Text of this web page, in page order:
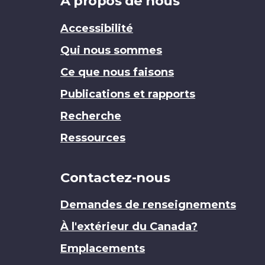
Accessibilité
Qui nous sommes
Ce que nous faisons
Publications et rapports
Recherche
Ressources
Contactez-nous
Demandes de renseignements
À l'extérieur du Canada?
Emplacements